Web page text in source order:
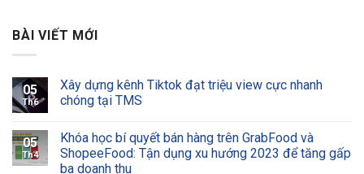
BÀI VIẾT MỚI
05
Th6
Xây dựng kênh Tiktok đạt triệu view cực nhanh
chóng tại TMS
05
Th4
Khóa học bí quyết bán hàng trên GrabFood và
ShopeeFood: Tận dụng xu hướng 2023 để tăng gấp
ba doanh thu